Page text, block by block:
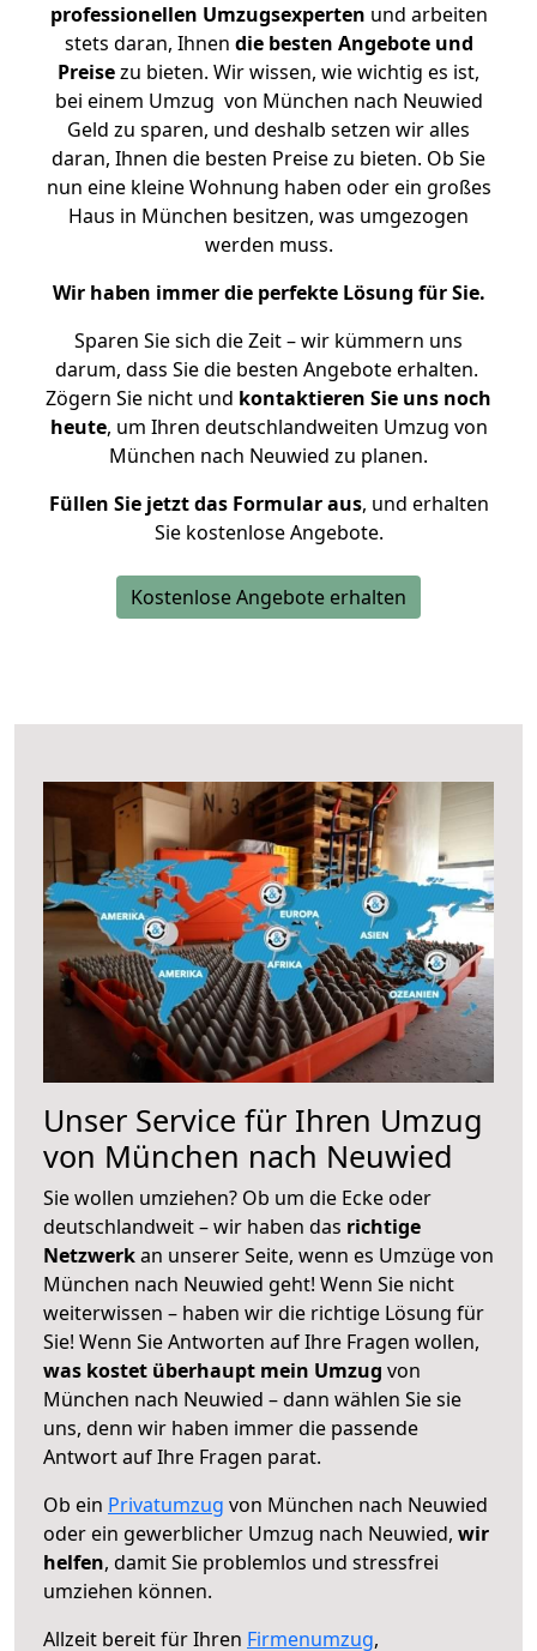
professionellen Umzugsexperten und arbeiten
stets daran, Ihnen die besten Angebote und
Preisezu bieten. Wir wissen, wie wichtig es ist,
bei einem Umzug von München nach Neuwied
Geld zu sparen, und deshalb setzen wir alles
daran, Ihnen die besten Preise zu bieten. Ob Sie
nun eine kleine Wohnung haben oder ein großes
Haus in München besitzen, was umgezogen
werden muss.
Wir haben immer die perfekte Lösung für Sie.
Sparen Sie sich die Zeit – wir kümmern uns
darum, dass Sie die besten Angebote erhalten.
Zögern Sie nicht und kontaktieren Sie uns noch
heute, um Ihren deutschlandweiten Umzug von
München nach Neuwied zu planen.
Füllen Sie jetzt das Formular aus, und erhalten
Sie kostenlose Angebote.
Kostenlose Angebote erhalten
Unser Service für Ihren Umzug
von München nach Neuwied
Sie wollen umziehen? Ob um die Ecke oder
deutschlandweit – wir haben das richtige
Netzwerkan unserer Seite, wenn es Umzüge von
München nach Neuwied geht! Wenn Sie nicht
weiterwissen – haben wir die richtige Lösung für
Sie! Wenn Sie Antworten auf Ihre Fragen wollen,
was kostet überhaupt mein Umzug von
München nach Neuwied – dann wählen Sie sie
uns, denn wir haben immer die passende
Antwort auf Ihre Fragen parat.
Ob ein Privatumzug von München nach Neuwied
oder ein gewerblicher Umzug nach Neuwied, wir
helfen, damit Sie problemlos und stressfrei
umziehen können.
Allzeit bereit für Ihren Firmenumzug,